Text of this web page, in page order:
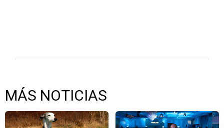
MÁS NOTICIAS